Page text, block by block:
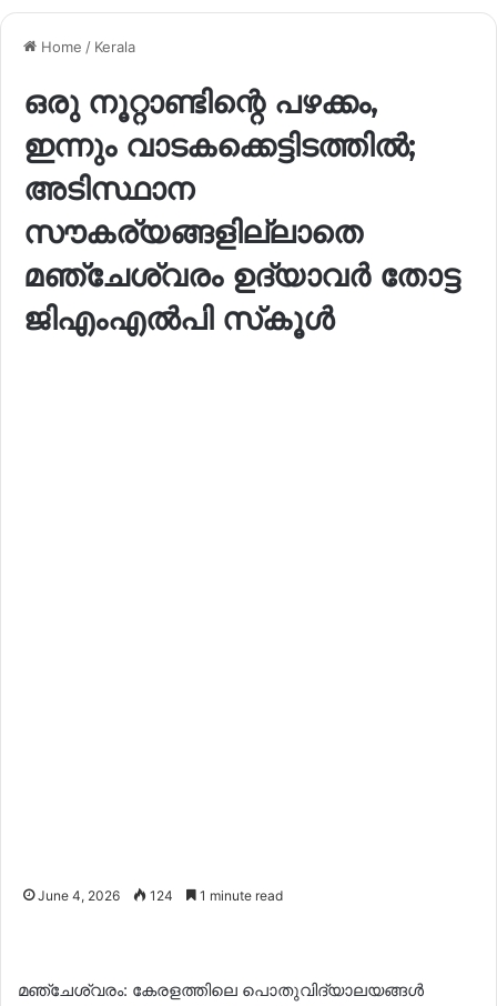
Home / Kerala
ഒരു നൂറ്റാണ്ടിന്റെ പഴക്കം,
ഇന്നും വാടകക്കെട്ടിടത്തിൽ;
അടിസ്ഥാന
സൗകര്യങ്ങളില്ലാതെ
മഞ്ചേശ്വരം ഉദ്യാവർ തോട്ട
ജിഎംഎൽപി സ്‌കൂൾ
June 4, 2026 124 1 minute read
മഞ്ചേശ്വരം: കേരളത്തിലെ പൊതുവിദ്യാലയങ്ങൾ